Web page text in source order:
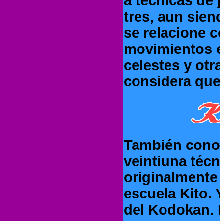
tres, aun
se relacione
movimientos
celestes y
considera
También
veintiuna
escuela Kito.
del Kodokan.